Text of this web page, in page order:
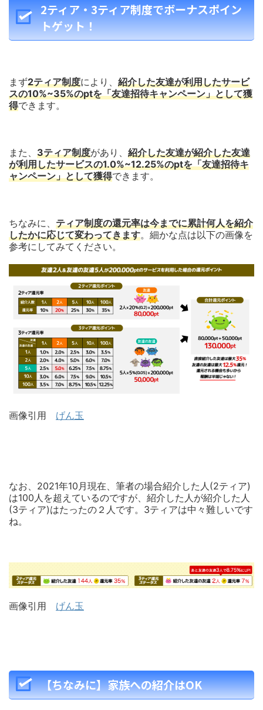
2ティア・3ティア制度でボーナスポイン
トゲット！
まず2ティア制度により、 紹介した友達が利用したサービ
スの10%~35%のptを「友達招待キャンペーン」として獲
得できます。
また、 3ティア制度があり、 紹介した友達が紹介した友達
が利用したサービスの1.0%~12.25%のptを「友達招待キ
ャンペーン」として獲得できます。
ちなみに、 ティア制度の還元率は今までに累計何人を紹介
したかに応じて変わってきます。細かな点は以下の画像を
参考にしてみてください。
画像引用 げん玉
なお、2021年10月現在、筆者の場合紹介した人(2ティア)
は100人を超えているのですが、紹介した人が紹介した人
(3ティア)はたったの２人です。3ティアは中々難しいです
ね。
画像引用 げん玉
【ちなみに】家族への紹介はOK